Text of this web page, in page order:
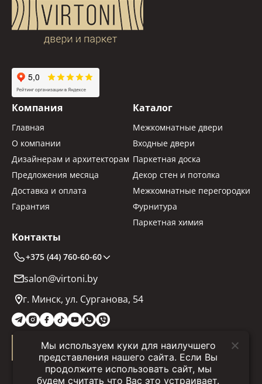
Компания
Главная
О компании
Дизайнерам и архитекторам
Предложения месяца
Доставка и оплата
Гарантия
Каталог
Межкомнатные двери
Входные двери
Паркетная доска
Декор стен и потолка
Межкомнатные перегородки
Фурнитура
Паркетная химия
Контакты
+375 (44) 760-60-60
salon@virtoni.by
г. Минск, ул. Сурганова, 54
Заказать звонок
Мы используем куки для наилучшего
представления нашего сайта. Если Вы
продолжите использовать сайт, мы
будем считать что Вас это устраивает.